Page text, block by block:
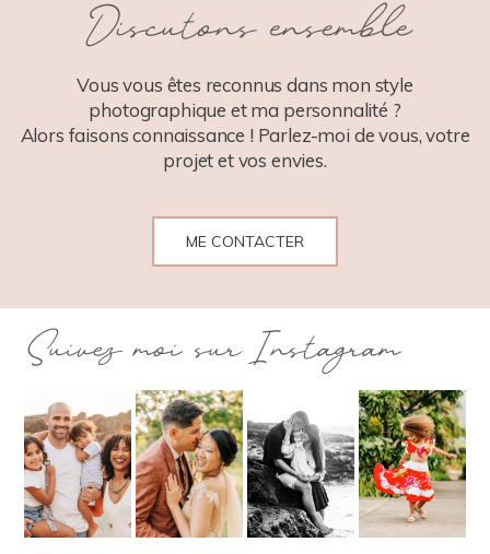
Discutons ensemble
Vous vous êtes reconnus dans mon style
photographique et ma personnalité ?
Alors faisons connaissance ! Parlez-moi de vous, votre
projet et vos envies.
ME CONTACTER
Suivez moi sur Instagram